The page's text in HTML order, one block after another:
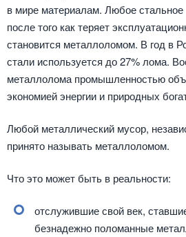
в мире материалам. Любое стальное
после того как теряет
становится металлоломом. В год в
стали используется до 27% лома.
металлолома промышленностью
экономией энергии и природных
Любой металлический мусор,
принято называть металлоломом.
Что это может быть в реальности:
отслужившие свой век,
безнадежно поломанные